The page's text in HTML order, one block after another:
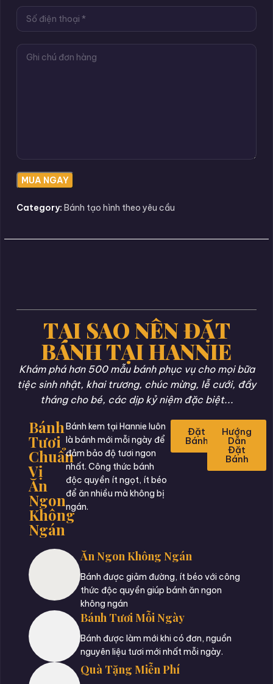
Category: Bánh tạo hình theo yêu cầu
TẠI SAO NÊN ĐẶT
BÁNH TẠI HANNIE
Khám phá hơn 500 mẫu bánh phục vụ cho mọi bữa
tiệc sinh nhật, khai trương, chúc mừng, lễ cưới, đầy
tháng cho bé, các dịp kỷ niệm đặc biệt...
Bánh
Tươi
Chuẩn
Vị
Ăn
Ngon
Không
Ngán
Bánh kem tại Hannie luôn
là bánh mới mỗi ngày để
đảm bảo độ tươi ngon
nhất. Công thức bánh
độc quyền ít ngọt, ít béo
để ăn nhiều mà không bị
ngán.
Đặt
Bánh
Hướng
Dẫn
Đặt
Bánh
Ăn Ngon Không Ngán
Bánh được giảm đường, ít béo với công
thức độc quyền giúp bánh ăn ngon
không ngán
Bánh Tươi Mỗi Ngày
Bánh được làm mới khi có đơn, nguồn
nguyên liệu tươi mới nhất mỗi ngày.
Quà Tặng Miễn Phí